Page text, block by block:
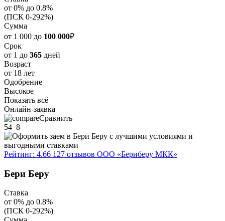
от 0% до 0.8%
(ПСК 0-292%)
Сумма
от 1 000 до 100 000₽
Срок
от 1 до 365 дней
Возраст
от 18 лет
Одобрение
Высокое
Показать всё
Онлайн-заявка
Сравнить
54 8
Рейтинг: 4.66 127 отзывов ООО «Бериберу МКК»
Бери Беру
Ставка
от 0% до 0.8%
(ПСК 0-292%)